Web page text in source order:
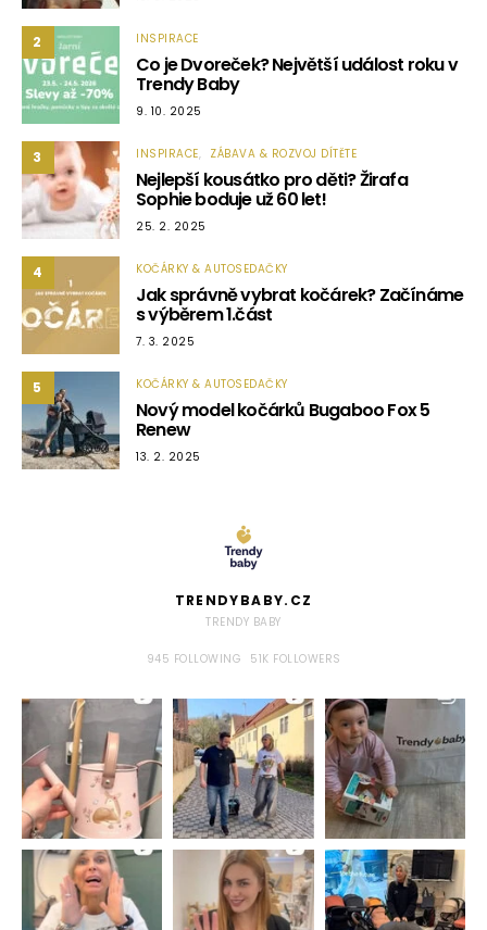
2 INSPIRACE
Co je Dvoreček? Největší událost roku v
Trendy Baby
9. 10. 2025
3 INSPIRACE ZÁBAVA & ROZVOJ DÍTĚTE
Nejlepší kousátko pro děti? Žirafa
Sophie boduje už 60 let!
25. 2. 2025
4 KOČÁRKY & AUTOSEDAČKY
Jak správně vybrat kočárek? Začínáme
s výběrem 1.část
7. 3. 2025
5 KOČÁRKY & AUTOSEDAČKY
Nový model kočárků Bugaboo Fox 5
Renew
13. 2. 2025
TRENDYBABY.CZ
TRENDY BABY
945 FOLLOWING 51K FOLLOWERS